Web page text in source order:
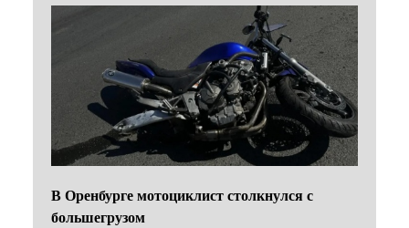
В Оренбурге мотоциклист столкнулся с
большегрузом